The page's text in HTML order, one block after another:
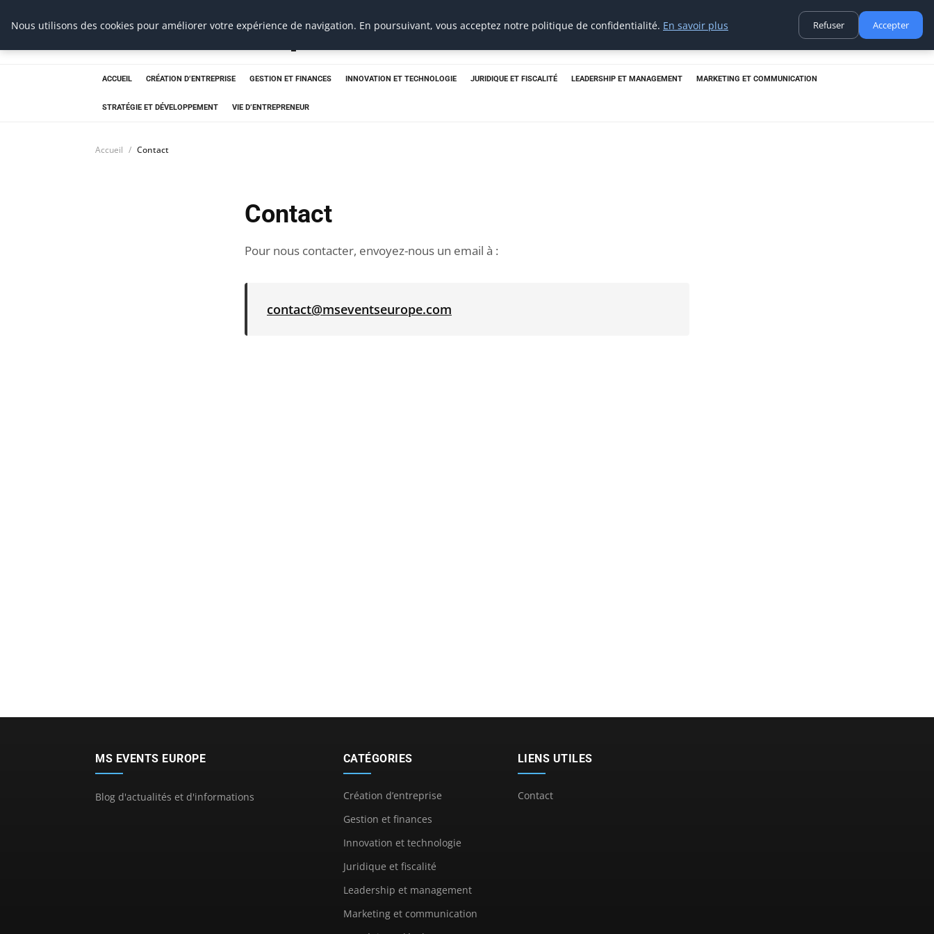
Ms Events Europe
ACCUEIL CRÉATION D’ENTREPRISE GESTION ET FINANCES INNOVATION ET TECHNOLOGIE JURIDIQUE ET FISCALITÉ LEADERSHIP ET MANAGEMENT MARKETING ET COMMUNICATION
STRATÉGIE ET DÉVELOPPEMENT VIE D’ENTREPRENEUR
Accueil Contact
Contact
Pour nous contacter, envoyez-nous un email à :
contact@mseventseurope.com
MS EVENTS EUROPE
Blog d'actualités et d'informations
CATÉGORIES
Création d’entreprise
Gestion et finances
Innovation et technologie
Juridique et fiscalité
Leadership et management
Marketing et communication
LIENS UTILES
Contact
Nous utilisons des cookies pour améliorer votre expérience de navigation. En poursuivant, vous acceptez notre politique de confidentialité. En savoir plus Refuser Accepter